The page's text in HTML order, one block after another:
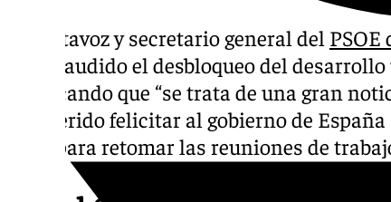
El portavoz y secretario general del PSOE
ha aplaudido el desbloqueo del
destacando que “se trata de una gran
ha querido felicitar al gobierno de
paso para retomar las reuniones de